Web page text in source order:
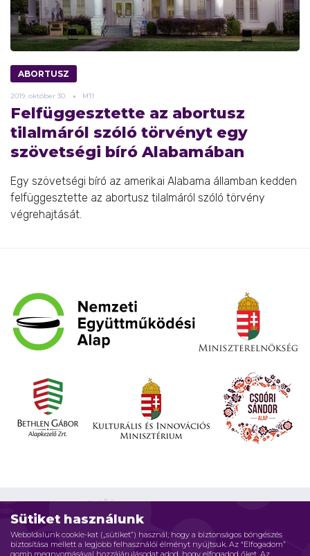
Sütiket használunk
Weboldalunk cookie-kat („sütiket”) használ, hogy a biztonságos böngészés
biztosítása mellett a legjobb felhasználói élményt nyújtsuk. Az “Elfogadom”
gomb megnyomásával hozzájárulásodat adod, hogy elfogadod őket. Az
ABORTUSZ
2019. október 30. MTI
Felfüggesztette az abortusz
tilalmáról szóló törvényt egy
szövetségi bíró Alabamában
Egy szövetségi bíró az amerikai Alabama államban kedden
felfüggesztette az abortusz tilalmáról szóló törvény
végrehajtását.
Impresszum Adatvédelmi elvek Jogi nyilatkozat